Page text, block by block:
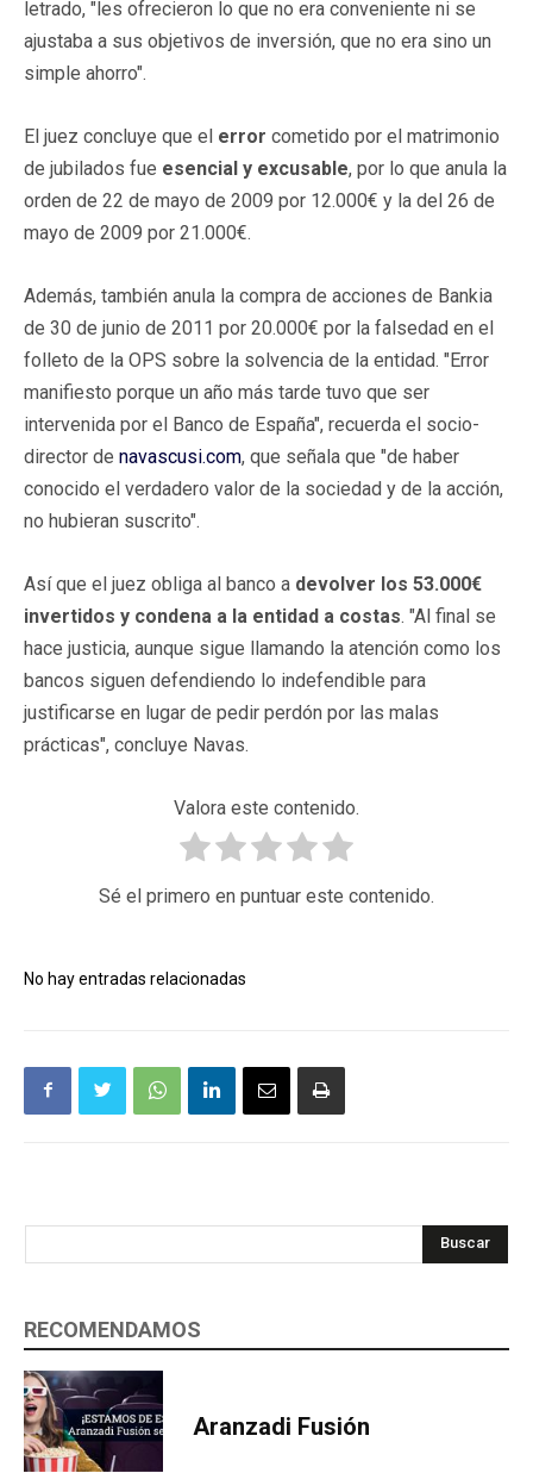
letrado, "les ofrecieron lo que no era conveniente ni se
ajustaba a sus objetivos de inversión, que no era sino un
simple ahorro".
El juez concluye que el error cometido por el matrimonio
de jubilados fue esencial y excusable, por lo que anula la
orden de 22 de mayo de 2009 por 12.000€ y la del 26 de
mayo de 2009 por 21.000€.
Además, también anula la compra de acciones de Bankia
de 30 de junio de 2011 por 20.000€ por la falsedad en el
folleto de la OPS sobre la solvencia de la entidad. "Error
manifiesto porque un año más tarde tuvo que ser
intervenida por el Banco de España", recuerda el socio-
director de navascusi.com, que señala que "de haber
conocido el verdadero valor de la sociedad y de la acción,
no hubieran suscrito".
Así que el juez obliga al banco a devolver los 53.000€
invertidos y condena a la entidad a costas. "Al final se
hace justicia, aunque sigue llamando la atención como los
bancos siguen defendiendo lo indefendible para
justificarse en lugar de pedir perdón por las malas
prácticas", concluye Navas.
Valora este contenido.
Sé el primero en puntuar este contenido.
No hay entradas relacionadas
Buscar
RECOMENDAMOS
Aranzadi Fusión